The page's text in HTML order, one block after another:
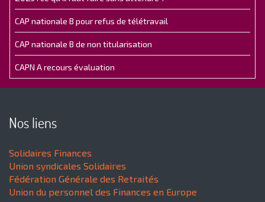
CAP nationale B pour refus de télétravail
CAP nationale B de non titularisation
CAPN A recours évaluation
Nos liens
Solidaires Finances
Union syndicales Solidaires
Fédération Générale des Retraités
Union du personnel des Finances en Europe